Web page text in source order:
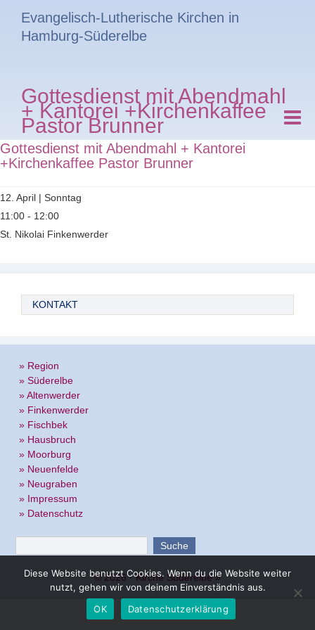
Evangelisch-Lutherische Kirchen in
Hamburg-Süderelbe
Gottesdienst mit Abendmahl
+ Kantorei +Kirchenkaffee
Pastor Brunner
Gottesdienst mit Abendmahl + Kantorei
+Kirchenkaffee Pastor Brunner
12. April | Sonntag
11:00 - 12:00
St. Nikolai Finkenwerder
KONTAKT
» Region
» Süderelbe
» Altenwerder
» Finkenwerder
» Fischbek
» Hausbruch
» Moorburg
» Neuenfelde
» Neugraben
» Impressum
» Datenschutz
© 2026 ·Kirche Süderelbe »
Diese Website benutzt Cookies. Wenn du die Website weiter
nutzt, gehen wir von deinem Einverständnis aus.
OK
Datenschutzerklärung